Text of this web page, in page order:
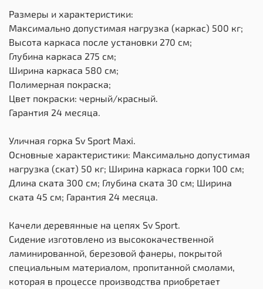
Размеры и характеристики:
Максимально допустимая нагрузка (каркас) 500 кг;
Высота каркаса после установки 270 см;
Глубина каркаса 275 см;
Ширина каркаса 580 см;
Полимерная покраска;
Цвет покраски: черный/красный.
Гарантия 24 месяца.
Уличная горка Sv Sport Maxi.
Основные характеристики: Максимально допустимая
нагрузка (скат) 50 кг; Ширина каркаса горки 100 см;
Длина ската 300 см; Глубина ската 30 см; Ширина
ската 45 см; Гарантия 24 месяца.
Качели деревянные на цепях Sv Sport.
Сидение изготовлено из высококачественной
ламинированной, березовой фанеры, покрытой
специальным материалом, пропитанной смолами,
которая в процессе производства приобретает